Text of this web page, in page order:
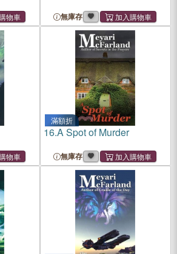
無庫存
滿額折
16.A Spot of Murder
無庫存